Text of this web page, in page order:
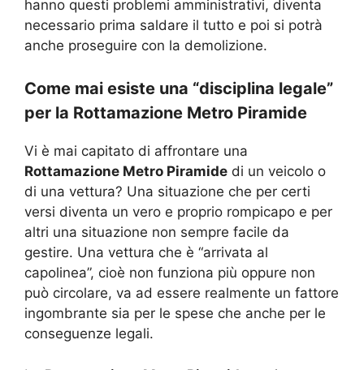
hanno questi problemi amministrativi, diventa
necessario prima saldare il tutto e poi si potrà
anche proseguire con la demolizione.
Come mai esiste una “disciplina legale”
per la Rottamazione Metro Piramide
Vi è mai capitato di affrontare una
Rottamazione Metro Piramide di un veicolo o
di una vettura? Una situazione che per certi
versi diventa un vero e proprio rompicapo e per
altri una situazione non sempre facile da
gestire. Una vettura che è “arrivata al
capolinea”, cioè non funziona più oppure non
può circolare, va ad essere realmente un fattore
ingombrante sia per le spese che anche per le
conseguenze legali.